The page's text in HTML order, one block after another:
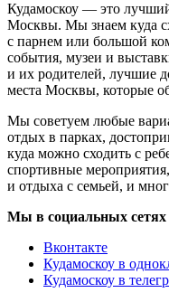
Кудамоскоу — это
Москвы. Мы знаем куда
с парнем или большой
события, музеи и
и их родителей, лучшие
места Москвы, которые
Мы советуем любые
отдых в парках,
куда можно сходить с
спортивные
и отдыха с семьей, и
Мы в социальных сетях
Вконтакте
Кудамоскоу в
Кудамоскоу в